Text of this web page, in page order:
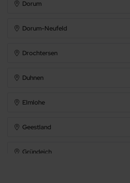
Dorum
Dorum-Neufeld
Drochtersen
Duhnen
Elmlohe
Geestland
Gründeich